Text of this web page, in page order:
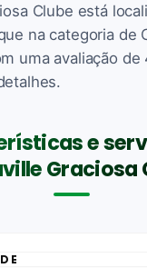
Clube está
na categoria de
uma avaliação de
e
Graciosa